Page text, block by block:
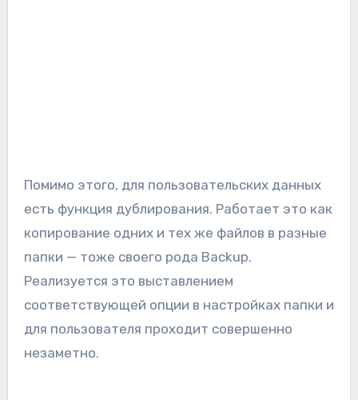
Помимо этого, для пользовательских данных
есть функция дублирования. Работает это как
копирование одних и тех же файлов в разные
папки — тоже своего рода Backup.
Реализуется это выставлением
соответствующей опции в настройках папки и
для пользователя проходит совершенно
незаметно.